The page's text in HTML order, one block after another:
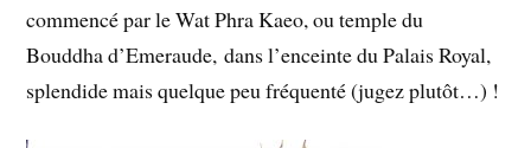
commencé par le Wat Phra Kaeo, ou temple du
Bouddha d’Emeraude, dans l’enceinte du Palais Royal,
splendide mais quelque peu fréquenté (jugez plutôt…) !